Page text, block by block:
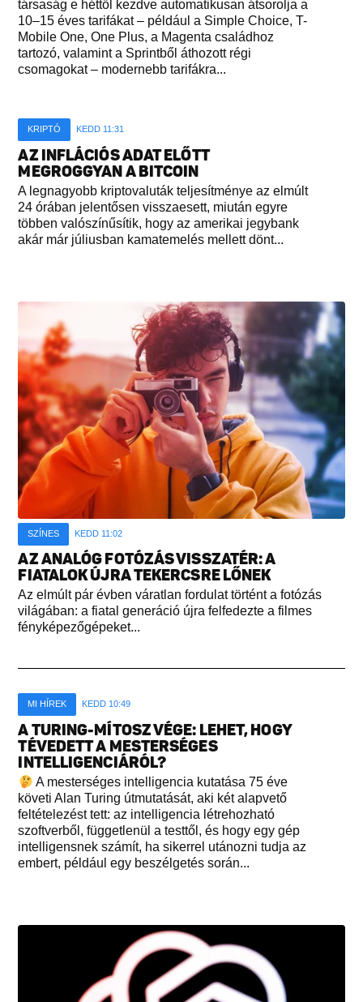
társaság e héttől kezdve automatikusan átsorolja a
10–15 éves tarifákat – például a Simple Choice, T-
Mobile One, One Plus, a Magenta családhoz
tartozó, valamint a Sprintből áthozott régi
csomagokat – modernebb tarifákra...
KRIPTÓ KEDD 11:31
AZ INFLÁCIÓS ADAT ELŐTT
MEGROGGYAN A BITCOIN
A legnagyobb kriptovaluták teljesítménye az elmúlt
24 órában jelentősen visszaesett, miután egyre
többen valószínűsítik, hogy az amerikai jegybank
akár már júliusban kamatemelés mellett dönt...
SZÍNES KEDD 11:02
AZ ANALÓG FOTÓZÁS VISSZATÉR: A
FIATALOK ÚJRA TEKERCSRE LŐNEK
Az elmúlt pár évben váratlan fordulat történt a fotózás
világában: a fiatal generáció újra felfedezte a filmes
fényképezőgépeket...
MI HÍREK KEDD 10:49
A TURING-MÍTOSZ VÉGE: LEHET, HOGY
TÉVEDETT A MESTERSÉGES
INTELLIGENCIÁRÓL?
A mesterséges intelligencia kutatása 75 éve
követi Alan Turing útmutatását, aki két alapvető
feltételezést tett: az intelligencia létrehozható
szoftverből, függetlenül a testtől, és hogy egy gép
intelligensnek számít, ha sikerrel utánozni tudja az
embert, például egy beszélgetés során...